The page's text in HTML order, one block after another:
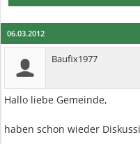
06.03.2012
Baufix1977
Hallo liebe Gemeinde,
haben schon wieder